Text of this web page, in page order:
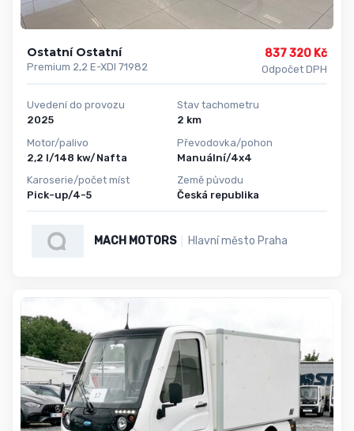
Ostatní Ostatní
Premium 2,2 E-XDI 71982
837 320 Kč
Odpočet DPH
Uvedení do provozu
2025
Motor/palivo
2,2 l/148 kw/Nafta
Karoserie/počet míst
Pick-up/4-5
Stav tachometru
2 km
Převodovka/pohon
Manuální/4x4
Země původu
Česká republika
MACH MOTORS Hlavní město Praha